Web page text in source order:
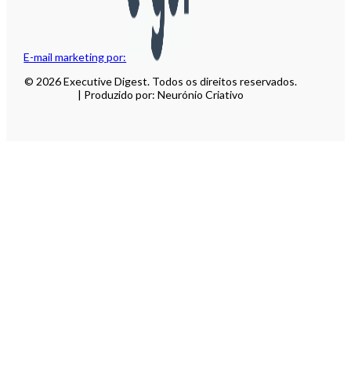
E-mail marketing por:
© 2026 Executive Digest. Todos os direitos reservados.
| Produzido por: Neurónio Criativo